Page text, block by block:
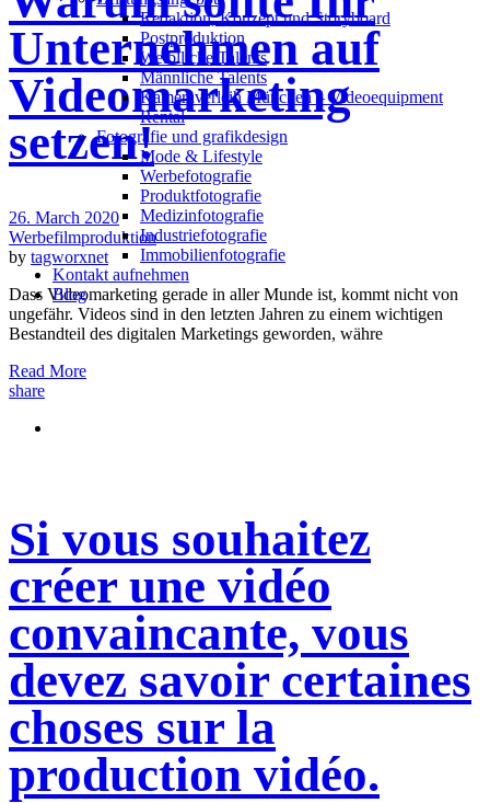
Redak­ti­on, Kon­zept und Storyboard
Post­pro­duk­ti­on
Weiblliche Talents
Männliche Talents
Kameraverleih München – Videoequipment
Rental
Fotografie und grafikdesign
Mode & Lifestyle
Werbefotografie
Produktfotografie
Medizinfotografie
Industriefotografie
Immobilienfotografie
Kontakt aufnehmen
Blog
Unternehmen auf
Videomarketing
setzen!
26. March 2020
Werbefilmproduktion
by tagworxnet
Dass Videomarketing gerade in aller Munde ist, kommt nicht von
ungefähr. Videos sind in den letzten Jahren zu einem wichtigen
Bestandteil des digitalen Marketings geworden, währe
Read More
share
Si vous souhaitez
créer une vidéo
convaincante, vous
devez savoir certaines
choses sur la
production vidéo.